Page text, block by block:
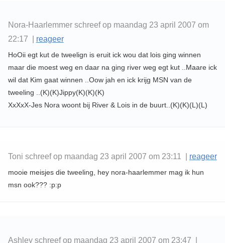
Nora-Haarlemmer schreef op maandag 23 april 2007 om
22:17 | reageer
HoOii egt kut de tweelign is eruit ick wou dat lois ging winnen
maar die moest weg en daar na ging river weg egt kut ..Maare ick
wil dat Kim gaat winnen ..Oow jah en ick krijg MSN van de
tweeling ..(K)(K)Jippy(K)(K)(K)
XxXxX-Jes Nora woont bij River & Lois in de buurt..(K)(K)(L)(L)
Toni schreef op maandag 23 april 2007 om 23:11 | reageer
mooie meisjes die tweeling, hey nora-haarlemmer mag ik hun
msn ook??? :p:p
Ashley schreef op maandag 23 april 2007 om 23:47 |